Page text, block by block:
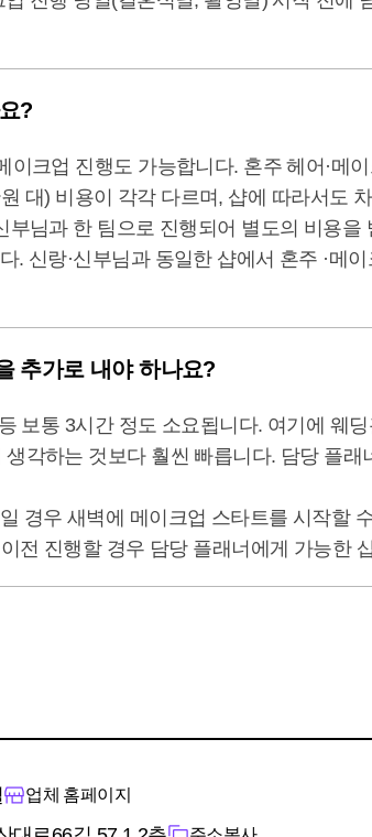
?
이크업 진행도 가능합니다. 혼주 헤어·메
대) 비용이 각각 다르며, 샵에 따라서도
님과 한 팀으로 진행되어 별도의 비용을
. 신랑·신부님과 동일한 샵에서 혼주 ·메
추가로 내야 하나요?
보통 3시간 정도 소요됩니다. 여기에 웨
각하는 것보다 훨씬 빠릅니다. 담당 플
경우 새벽에 메이크업 스타트를 시작할
전 진행할 경우 담당 플래너에게 가능한
업체 홈페이지